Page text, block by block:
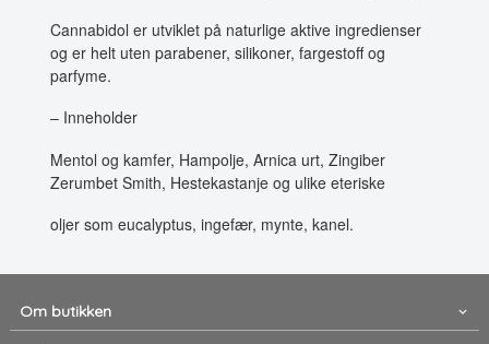
Cannabidol er utviklet på naturlige aktive ingredienser
og er helt uten parabener, silikoner, fargestoff og
parfyme.
– Inneholder
Mentol og kamfer, Hampolje, Arnica urt, Zingiber
Zerumbet Smith, Hestekastanje og ulike eteriske
oljer som eucalyptus, ingefær, mynte, kanel.
Om butikken